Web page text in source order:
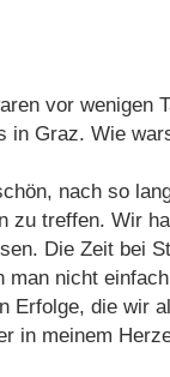
vor wenigen
in Graz. Wie
nach so
zu treffen. Wir
Die Zeit bei
man nicht
Erfolge, die wir
in meinem